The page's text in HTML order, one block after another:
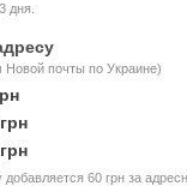
дня.
Новой почты по Украине)
60 грн за